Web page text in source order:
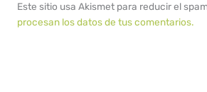
Este sitio usa Akismet para reducir el
procesan los datos de tus comentarios.